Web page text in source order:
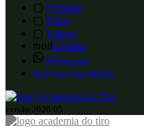
▢ Notícias
▢ Fotos
▢ Vídeos
mailContato
Whatsapp
hearing Ouvidoria
versão 2026/05